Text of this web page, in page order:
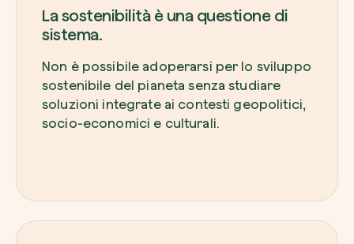
La sostenibilità è una questione di
sistema.
Non è possibile adoperarsi per lo sviluppo
sostenibile del pianeta senza studiare
soluzioni integrate ai contesti geopolitici,
socio-economici e culturali.
Usa il codice